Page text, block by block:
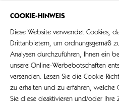
Beschläge
Art.-Nr. 844
Store-Locator
COOKIE-HINWEIS
Diese Website verwendet Cookies,
Drittanbietern, um ordnungsgemäß
Analysen durchzuführen, Ihnen ein
unsere Online-Werbebotschaften
versenden. Lesen Sie die Cookie-
zu erhalten und zu erfahren,
Sie diese deaktivieren und/oder Ihre